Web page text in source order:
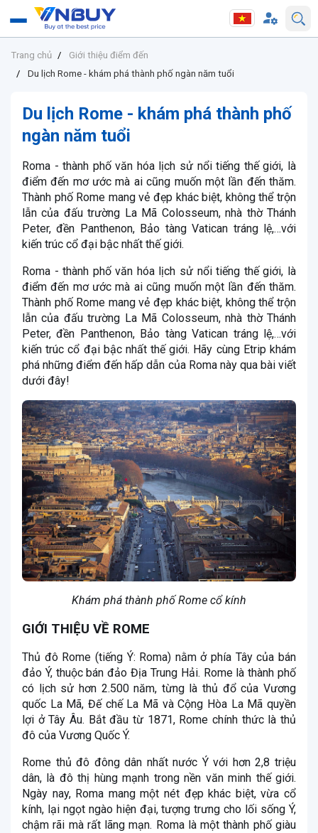
Trang chủ
Giới thiệu điểm đến
Du lịch Rome - khám phá thành phố ngàn năm tuổi
Du lịch Rome - khám phá thành phố
ngàn năm tuổi
Roma - thành phố văn hóa lịch sử nổi tiếng thế giới, là
điểm đến mơ ước mà ai cũng muốn một lần đến thăm.
Thành phố Rome mang vẻ đẹp khác biệt, không thể trộn
lẫn của đấu trường La Mã Colosseum, nhà thờ Thánh
Peter, đền Panthenon, Bảo tàng Vatican tráng lệ,…với
kiến trúc cổ đại bậc nhất thế giới.
Roma - thành phố văn hóa lịch sử nổi tiếng thế giới, là
điểm đến mơ ước mà ai cũng muốn một lần đến thăm.
Thành phố Rome mang vẻ đẹp khác biệt, không thể trộn
lẫn của đấu trường La Mã Colosseum, nhà thờ Thánh
Peter, đền Panthenon, Bảo tàng Vatican tráng lệ,…với
kiến trúc cổ đại bậc nhất thế giới. Hãy cùng Etrip khám
phá những điểm đến hấp dẫn của Roma này qua bài viết
dưới đây!
Khám phá thành phố Rome cổ kính
GIỚI THIỆU VỀ ROME
Thủ đô Rome (tiếng Ý: Roma) nằm ở phía Tây của bán
đảo Ý, thuộc bán đảo Địa Trung Hải. Rome là thành phố
có lịch sử hơn 2.500 năm, từng là thủ đổ của Vương
quốc La Mã, Đế chế La Mã và Cộng Hòa La Mã quyền
lợi ở Tây Âu. Bắt đầu từ 1871, Rome chính thức là thủ
đô của Vương Quốc Ý.
Rome thủ đô đông dân nhất nước Ý với hơn 2,8 triệu
dân, là đô thị hùng mạnh trong nền văn minh thế giới.
Ngày nay, Roma mang một nét đẹp khác biệt, vừa cổ
kính, lại ngọt ngào hiện đại, tượng trưng cho lối sống Ý,
chậm rãi mà rất lãng mạn. Roma là một thành phố giàu